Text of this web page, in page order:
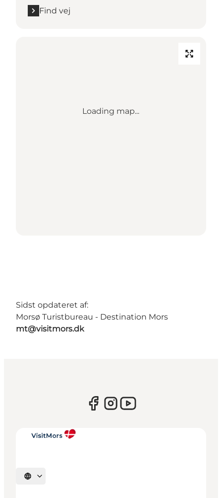
Find vej
Loading map...
Sidst opdateret af:
Morsø Turistbureau - Destination Mors
mt@visitmors.dk
Vælg sprog